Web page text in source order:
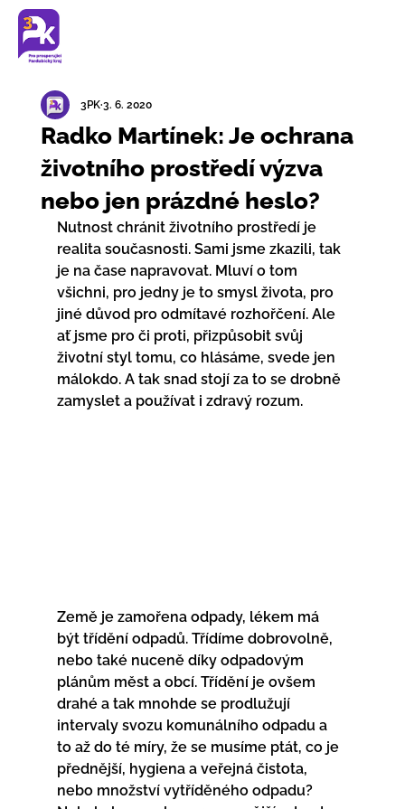
Radko Martínek: Je ochrana
životního prostředí výzva
nebo jen prázdné heslo?
3PK 3. 6. 2020
Nutnost chránit životního prostředí je
realita současnosti. Sami jsme zkazili, tak
je na čase napravovat. Mluví o tom
všichni, pro jedny je to smysl života, pro
jiné důvod pro odmítavé rozhořčení. Ale
ať jsme pro či proti, přizpůsobit svůj
životní styl tomu, co hlásáme, svede jen
málokdo. A tak snad stojí za to se drobně
zamyslet a používat i zdravý rozum.
Země je zamořena odpady, lékem má
být třídění odpadů. Třídíme dobrovolně,
nebo také nuceně díky odpadovým
plánům měst a obcí. Třídění je ovšem
drahé a tak mnohde se prodlužují
intervaly svozu komunálního odpadu a
to až do té míry, že se musíme ptát, co je
přednější, hygiena a veřejná čistota,
nebo množství vytříděného odpadu?